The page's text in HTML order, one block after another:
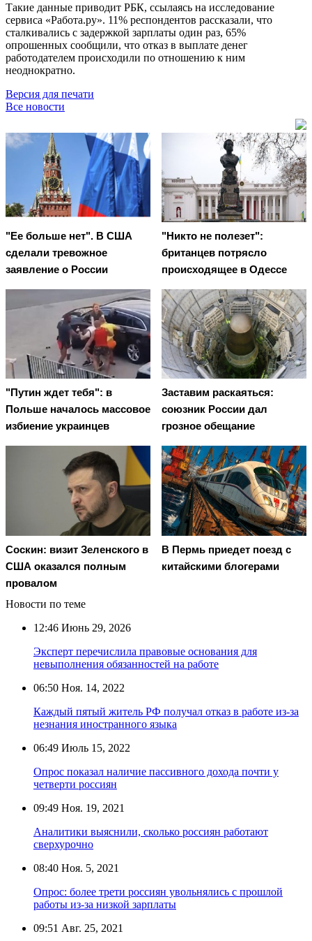
Такие данные приводит РБК, ссылаясь на исследование
сервиса «Работа.ру». 11% респондентов рассказали, что
сталкивались с задержкой зарплаты один раз, 65%
опрошенных сообщили, что отказ в выплате денег
работодателем происходили по отношению к ним
неоднократно.
Версия для печати
Все новости
"Ее больше нет". В США
сделали тревожное
заявление о России
"Никто не полезет":
британцев потрясло
происходящее в Одессе
"Путин ждет тебя": в
Польше началось массовое
избиение украинцев
Заставим раскаяться:
союзник России дал
грозное обещание
Соскин: визит Зеленского в
США оказался полным
провалом
В Пермь приедет поезд с
китайскими блогерами
Новости по теме
12:46 Июнь 29, 2026
Эксперт перечислила правовые основания для
невыполнения обязанностей на работе
06:50 Ноя. 14, 2022
Каждый пятый житель РФ получал отказ в работе из-за
незнания иностранного языка
06:49 Июль 15, 2022
Опрос показал наличие пассивного дохода почти у
четверти россиян
09:49 Ноя. 19, 2021
Аналитики выяснили, сколько россиян работают
сверхурочно
08:40 Ноя. 5, 2021
Опрос: более трети россиян увольнялись с прошлой
работы из-за низкой зарплаты
09:51 Авг. 25, 2021